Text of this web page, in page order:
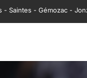
- Saintes - Gémozac -